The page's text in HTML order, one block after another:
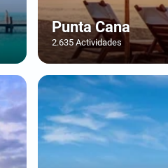
Punta Cana
2.635 Actividades